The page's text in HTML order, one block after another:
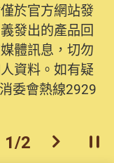
於官方網站發
發出的產品回
體訊息，切勿
資料。如有疑
委會熱線2929
一個
1/2 下一個開